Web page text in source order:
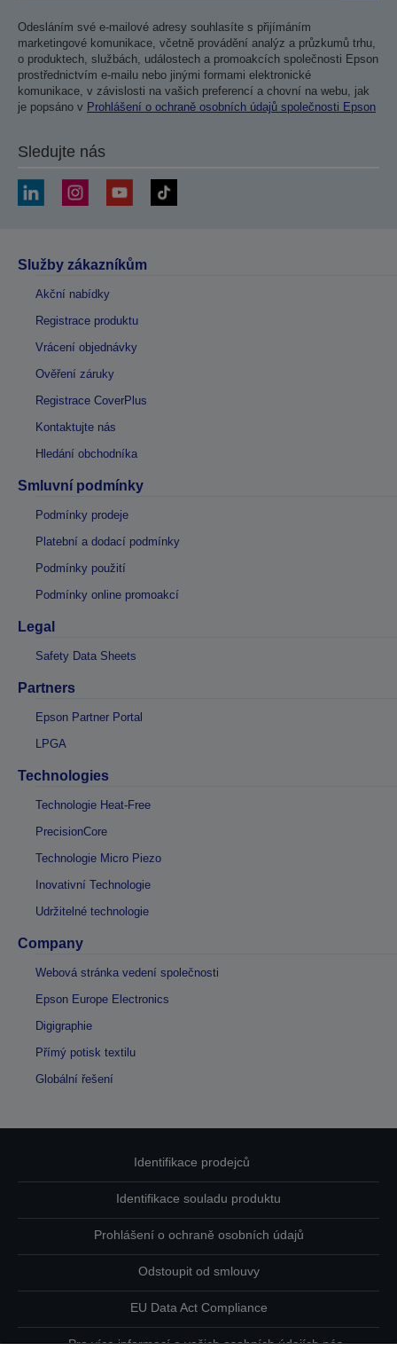
Odesláním své e-mailové adresy souhlasíte s přijímáním
marketingové komunikace, včetně provádění analýz a průzkumů trhu,
o produktech, službách, událostech a promoakcích společnosti Epson
prostřednictvím e-mailu nebo jinými formami elektronické
komunikace, v závislosti na vašich preferencí a chovní na webu, jak
je popsáno v Prohlášení o ochraně osobních údajů společnosti Epson
Sledujte nás
Služby zákazníkům
Akční nabídky
Registrace produktu
Vrácení objednávky
Ověření záruky
Registrace CoverPlus
Kontaktujte nás
Hledání obchodníka
Smluvní podmínky
Podmínky prodeje
Platební a dodací podmínky
Podmínky použití
Podmínky online promoakcí
Legal
Safety Data Sheets
Partners
Epson Partner Portal
LPGA
Technologies
Technologie Heat-Free
PrecisionCore
Technologie Micro Piezo
Inovativní Technologie
Udržitelné technologie
Company
Webová stránka vedení společnosti
Epson Europe Electronics
Digigraphie
Přímý potisk textilu
Globální řešení
Identifikace prodejců
Identifikace souladu produktu
Prohlášení o ochraně osobních údajů
Odstoupit od smlouvy
EU Data Act Compliance
Pro více informací o vašich osobních údajích nás